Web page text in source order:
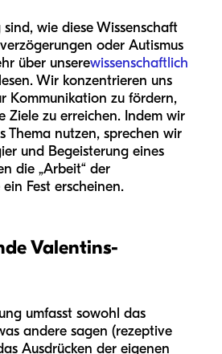
wie diese Wissenschaft
oder Autismus
über unserewissenschaftlich
lesen. Wir konzentrieren uns
Kommunikation zu fördern,
Ziele zu erreichen. Indem wir
Thema nutzen, sprechen wir
und Begeisterung eines
die „Arbeit“ der
Fest erscheinen.
Valentins-
umfasst sowohl das
andere sagen (rezeptive
Ausdrücken der eigenen